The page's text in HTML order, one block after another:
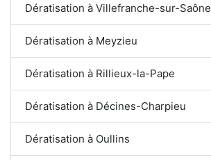
Dératisation à Villefranche-sur-Saône
Dératisation à Meyzieu
Dératisation à Rillieux-la-Pape
Dératisation à Décines-Charpieu
Dératisation à Oullins